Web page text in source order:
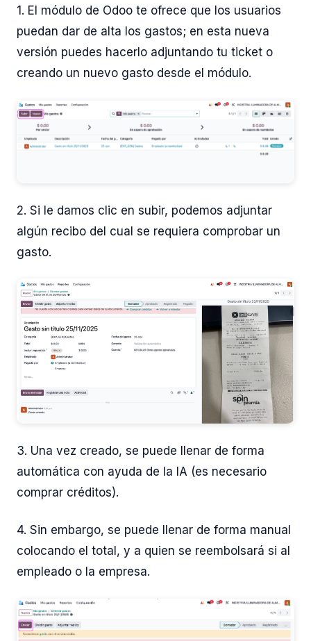
1. El módulo de Odoo te ofrece que los usuarios
puedan dar de alta los gastos; en esta nueva
versión puedes hacerlo adjuntando tu ticket o
creando un nuevo gasto desde el módulo.
2. Si le damos clic en subir, podemos adjuntar
algún recibo del cual se requiera comprobar un
gasto.
3. Una vez creado, se puede llenar de forma
automática con ayuda de la IA (es necesario
comprar créditos).
4. Sin embargo, se puede llenar de forma manual
colocando el total, y a quien se reembolsará si al
empleado o la empresa.